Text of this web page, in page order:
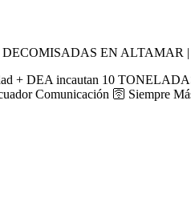
EN
+ DEA incautan 10
Comunicación 🛜 Siempre